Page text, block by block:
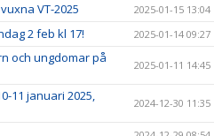
VT-2025 2025-01-15 13:04
2 feb kl 17! 2025-01-14 09:27
och ungdomar på
2025-01-11 14:45
11 januari 2025,
2024-12-30 11:35